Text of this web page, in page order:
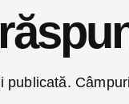
publicată.